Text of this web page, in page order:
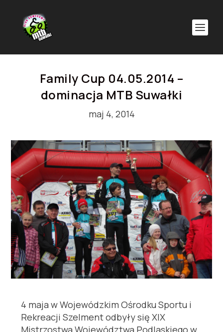
Family Cup 04.05.2014 –
dominacja MTB Suwałki
maj 4, 2014
4 maja w Wojewódzkim Ośrodku Sportu i
Rekreacji Szelment odbyły się XIX
Mistrzostwa Województwa Podlaskiego w